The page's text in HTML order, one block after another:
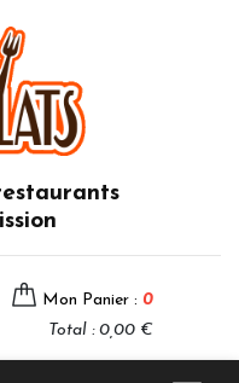
Mon Panier : 0
Total : 0,00 €